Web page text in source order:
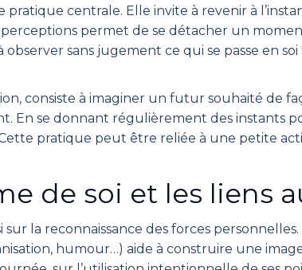
centrale. Elle invite à revenir à
perceptions permet de se détacher un
sans jugement ce qui se passe en
consiste à imaginer un futur souhaité de
En se donnant régulièrement des instants
pratique peut être reliée à une petite
de soi et les liens
sur la reconnaissance des forces
humour…) aide à construire une